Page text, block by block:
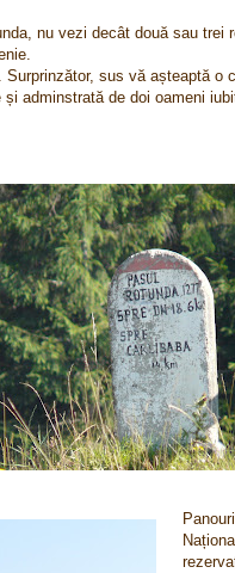
nu vezi decât două sau trei
sus vă așteaptă o
adminstrată de doi oameni